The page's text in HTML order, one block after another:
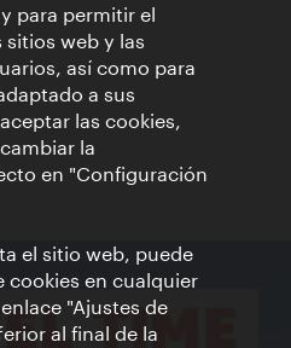
para permitir el
web y las
así como para
a sus
las cookies,
la
en "Configuración
el sitio web, puede
cookies en cualquier
"Ajustes de
al final de la